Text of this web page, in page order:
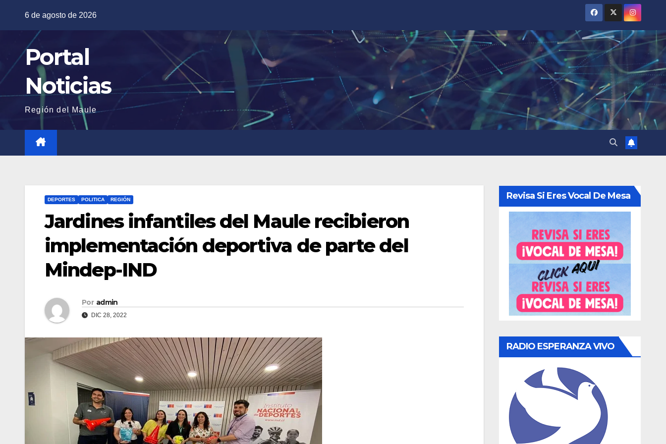
contenido
6 de agosto de 2026
Portal
Noticias
Región del Maule
DEPORTES POLITICA REGIÓN
Jardines infantiles del Maule recibieron
implementación deportiva de parte del
Mindep-IND
Por admin
DIC 28, 2022
Revisa Si Eres Vocal De Mesa
RADIO ESPERANZA VIVO